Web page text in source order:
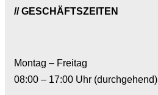
// GESCHÄFTSZEITEN
Montag – Freitag
08:00 – 17:00 Uhr (durchgehend)